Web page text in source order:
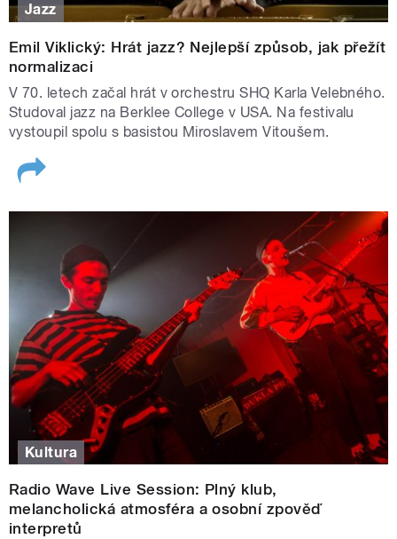
Jazz
Emil Viklický: Hrát jazz? Nejlepší způsob, jak přežít
normalizaci
V 70. letech začal hrát v orchestru SHQ Karla Velebného.
Studoval jazz na Berklee College v USA. Na festivalu
vystoupil spolu s basistou Miroslavem Vitoušem.
Kultura
Radio Wave Live Session: Plný klub,
melancholická atmosféra a osobní zpověď
interpretů